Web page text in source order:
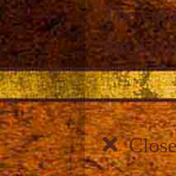
The
the
Close